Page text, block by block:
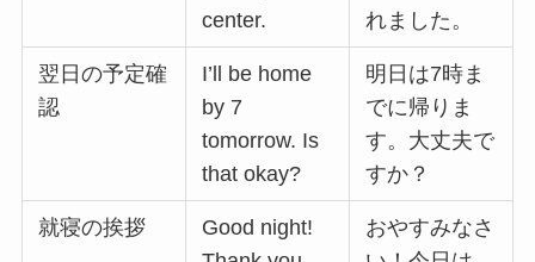
center.
れました。
翌日の予定確
認
I’ll be home
by 7
tomorrow. Is
that okay?
明日は7時ま
でに帰りま
す。大丈夫で
すか？
就寝の挨拶
Good night!
おやすみなさ